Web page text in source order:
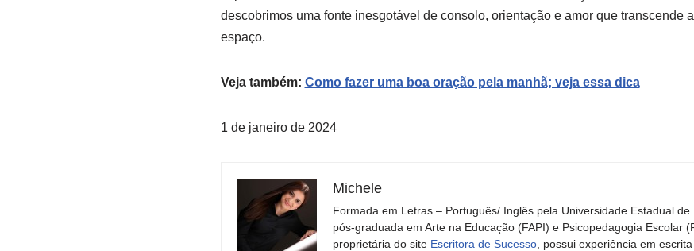
descobrimos uma fonte inesgotável de consolo, orientação e amor que transcende
espaço.
Veja também: Como fazer uma boa oração pela manhã; veja essa dica
1 de janeiro de 2024
Michele
Formada em Letras – Português/ Inglês pela Universidade Estadual de
pós-graduada em Arte na Educação (FAPI) e Psicopedagogia Escolar
proprietária do site Escritora de Sucesso, possui experiência em